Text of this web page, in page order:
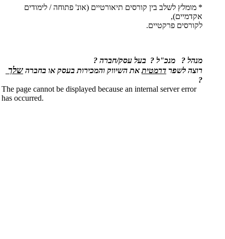
* מומלץ לשלב בין קורסים תיאורטיים (אונ' פתוחה / לימודים
אקדמיים),
לקורסים פרקטיים.
מנהל ? מנכ"ל ? בעל עסק/חברה ?
רוצה לשפר דרמטיתאת השיווק והמכירות בעסק או בחברה שלך
?